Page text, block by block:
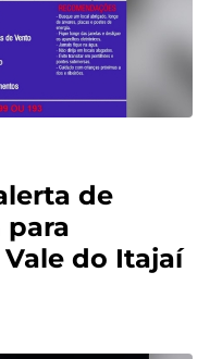
de
para
do Itajaí